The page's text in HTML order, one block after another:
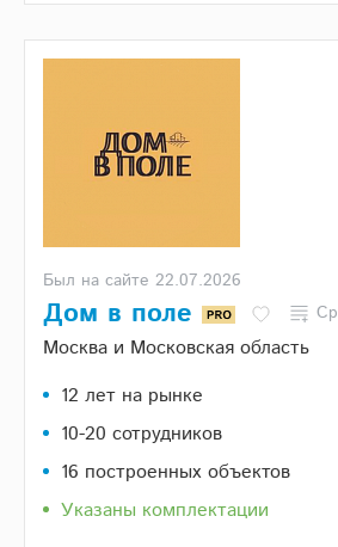
Был на сайте 22.07.2026
Дом в поле
Москва и Московская область
12 лет на рынке
10-20 сотрудников
16 построенных объектов
Указаны комплектации